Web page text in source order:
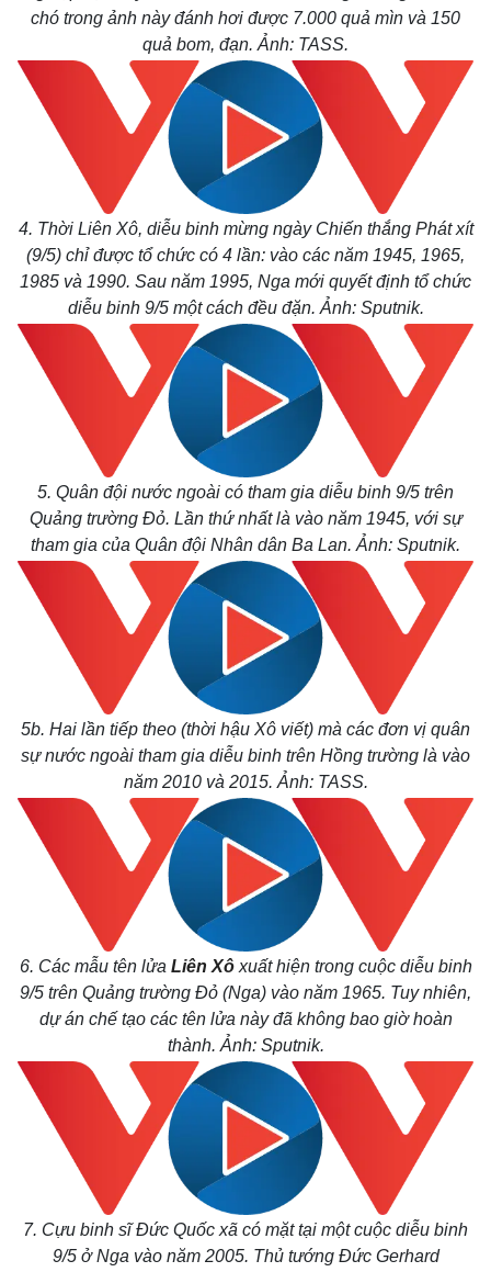
Thế giới
Quan sát
Cuộc sống đó đây
Hồ sơ
Multimedia
Video
Ảnh
E-Magazine
Infographic
chó trong ảnh này đánh hơi được 7.000 quả mìn và 150
quả bom, đạn. Ảnh: TASS.
4. Thời Liên Xô, diễu binh mừng ngày Chiến thắng Phát xít
(9/5) chỉ được tổ chức có 4 lần: vào các năm 1945, 1965,
1985 và 1990. Sau năm 1995, Nga mới quyết định tổ chức
diễu binh 9/5 một cách đều đặn. Ảnh: Sputnik.
5. Quân đội nước ngoài có tham gia diễu binh 9/5 trên
Quảng trường Đỏ. Lần thứ nhất là vào năm 1945, với sự
tham gia của Quân đội Nhân dân Ba Lan. Ảnh: Sputnik.
5b. Hai lần tiếp theo (thời hậu Xô viết) mà các đơn vị quân
sự nước ngoài tham gia diễu binh trên Hồng trường là vào
năm 2010 và 2015. Ảnh: TASS.
6. Các mẫu tên lửa Liên Xôxuất hiện trong cuộc diễu binh
9/5 trên Quảng trường Đỏ (Nga) vào năm 1965. Tuy nhiên,
dự án chế tạo các tên lửa này đã không bao giờ hoàn
thành. Ảnh: Sputnik.
7. Cựu binh sĩ Đức Quốc xã có mặt tại một cuộc diễu binh
9/5 ở Nga vào năm 2005. Thủ tướng Đức Gerhard